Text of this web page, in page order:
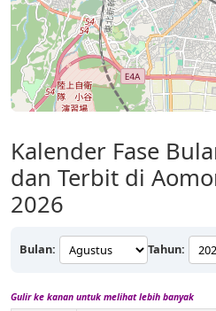
Kalender Fase
dan Terbit di
2026
Bulan: Tahun:
Gulir ke kanan untuk melihat lebih banyak